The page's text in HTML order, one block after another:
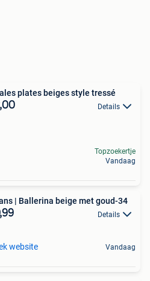
plates beiges style tressé
Details
Topzoekertje
Vandaag
| Ballerina beige met goud-34
Details
website Vandaag